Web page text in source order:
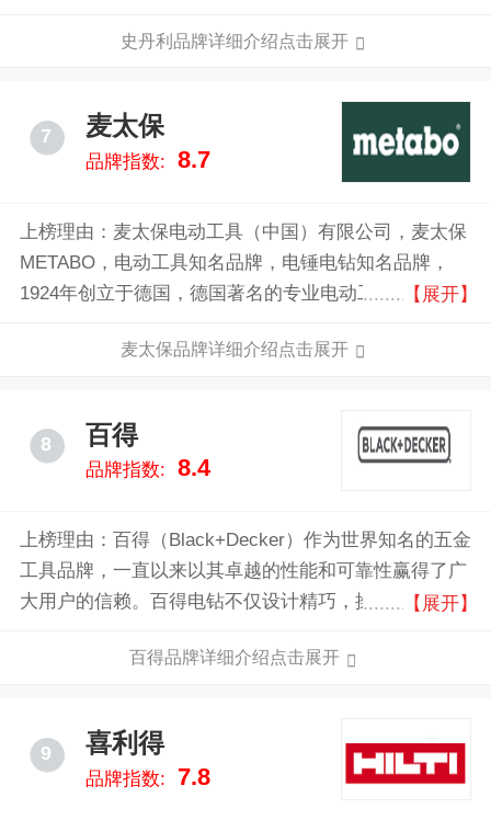
史丹利品牌详细介绍点击展开
7 麦太保
品牌指数: 8.7
上榜理由：麦太保电动工具（中国）有限公司，麦太保
METABO，电动工具知名品牌，电锤电钻知名品牌，
1924年创立于德国，德国著名的专业电动工具制造商之
【展开】
麦太保品牌详细介绍点击展开
8 百得
品牌指数: 8.4
上榜理由：百得（Black+Decker）作为世界知名的五金
工具品牌，一直以来以其卓越的性能和可靠性赢得了广
大用户的信赖。百得电钻不仅设计精巧，操作简便，还
和家用需求。采用先进技术制造，确保每一款产品都能
的握把，能有效减轻操作疲劳，让每一次使用都成为愉
快的体验。选择百得电钻，不仅是对品质的追求，更是
对高效工作的保障。无论是家庭维修、木工制作还是专
【展开】
百得品牌详细介绍点击展开
9 喜利得
品牌指数: 7.8